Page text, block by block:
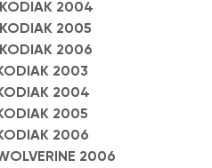
2004
2005
2006
2003
2004
2005
2006
2006